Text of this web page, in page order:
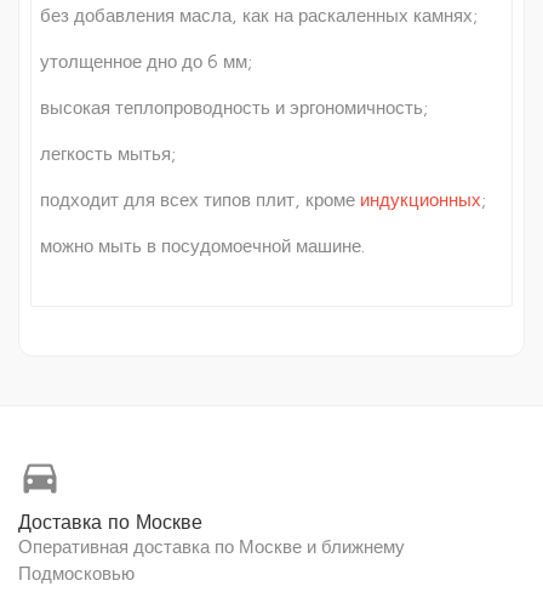
без добавления масла, как на раскаленных камнях;
утолщенное дно до 6 мм;
высокая теплопроводность и эргономичность;
легкость мытья;
подходит для всех типов плит, кроме индукционных;
можно мыть в посудомоечной машине.
directions_car
Доставка по Москве
Оперативная доставка по Москве и ближнему
Подмосковью